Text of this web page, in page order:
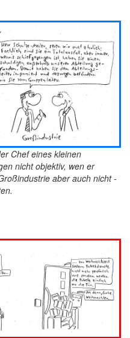
Chef eines kleinen
nicht objektiv, wen er
aber auch nicht -